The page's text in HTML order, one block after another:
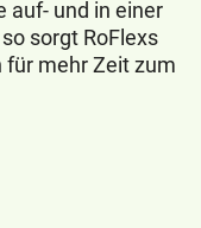
auf- und in einer
sorgt RoFlexs
für mehr Zeit zum